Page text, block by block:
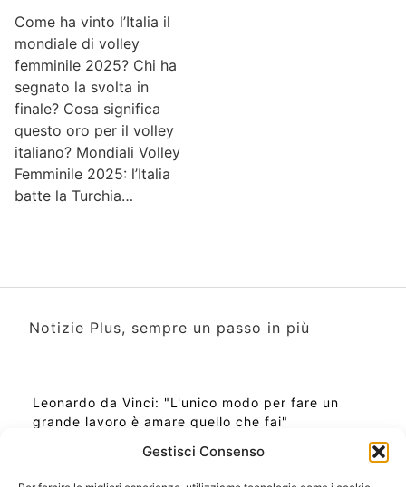
Gestisci Consenso
Come ha vinto l’Italia il
mondiale di volley
femminile 2025? Chi ha
segnato la svolta in
finale? Cosa significa
questo oro per il volley
italiano? Mondiali Volley
Femminile 2025: l’Italia
batte la Turchia…
Notizie Plus, sempre un passo in più
Leonardo da Vinci: "L'unico modo per fare un
grande lavoro è amare quello che fai"